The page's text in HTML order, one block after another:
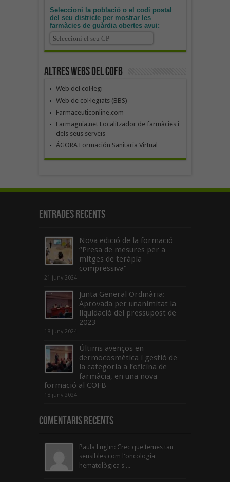
Seleccioni la població o el codi postal
del seu districte per mostrar les
farmàcies de guàrdia obertes avui:
Altres webs del COFB
Web del col·legi
Web de col·legiats (BBS)
Farmaceuticonline.com
Farmaguia.net Localitzador de farmàcies i
dels seus serveis
ÁGORA Formación Sanitaria Virtual
Entrades recents
Nova edició de la formació
“Presa de mesures per a
mitges de teràpia
compressiva”
21 juny 2024
Junta General Ordinària:
Aprovada per unanimitat la
liquidació del pressupost de
2023
18 juny 2024
Últims avenços en
dermocosmètica i gestió de
la categoria a l’oficina de
farmàcia, en una nova
formació al COFB
18 juny 2024
Comentaris Recents
Paula Luglin: Crec que temes tan
sensibles com l'oncologia
hematològica s'...